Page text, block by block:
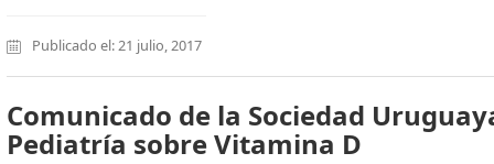
Publicado el: 21 julio, 2017
Comunicado de la Sociedad
Pediatría sobre Vitamina D